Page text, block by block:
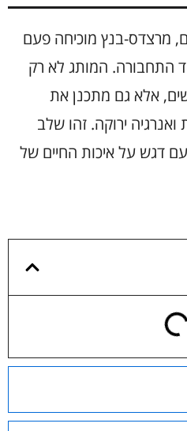
מרצדס-בנץ מוכיחה פעם
התחבורה. המותג לא רק
אלא גם מתכנן את
ירוקה. זהו שלב
דגש על איכות החיים של